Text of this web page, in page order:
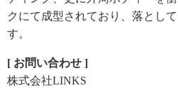
クにて成型されており、落とし
す。
[ お問い合わせ ]
株式会社LINKS